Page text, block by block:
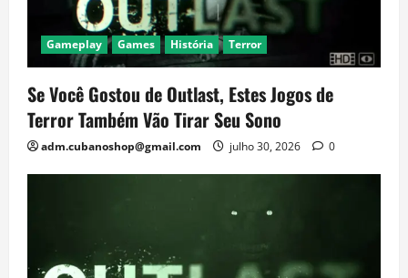
Gameplay Games História Terror
Se Você Gostou de Outlast, Estes Jogos de
Terror Também Vão Tirar Seu Sono
adm.cubanoshop@gmail.com julho 30, 2026 0